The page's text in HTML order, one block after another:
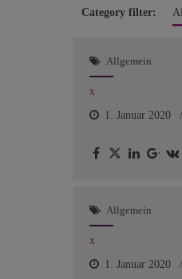
Category filter:
Allgemein
x
1. Januar 2020
Allgemein
x
1. Januar 2020